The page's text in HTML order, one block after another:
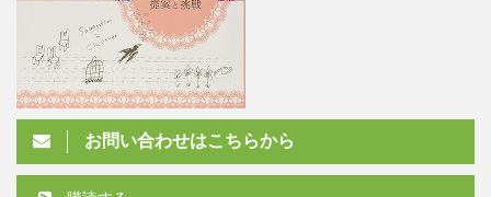
お問い合わせはこちらから